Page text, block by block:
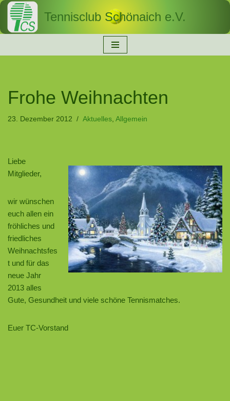
Zum
Tennisclub Schönaich e.V.
Frohe Weihnachten
23. Dezember 2012 Aktuelles, Allgemein
Liebe
Mitglieder,
wir wünschen
euch allen ein
fröhliches und
friedliches
Weihnachtsfes
t und für das
neue Jahr
2013 alles
Gute, Gesundheit und viele schöne Tennismatches.
Euer TC-Vorstand